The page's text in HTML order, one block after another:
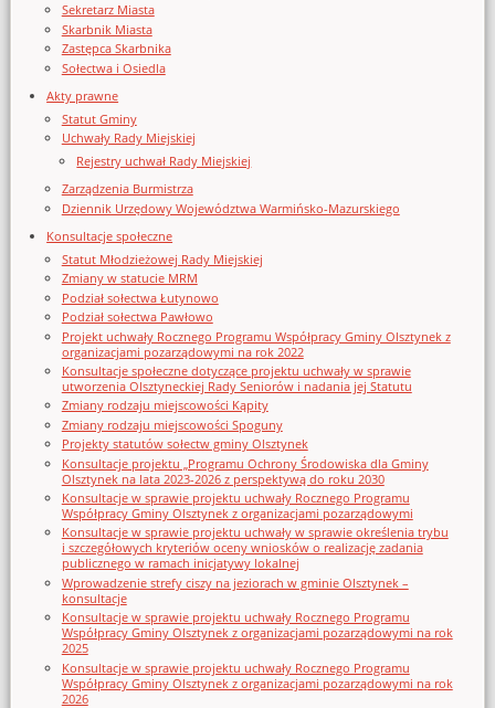
Sekretarz Miasta
Skarbnik Miasta
Zastępca Skarbnika
Sołectwa i Osiedla
Akty prawne
Statut Gminy
Uchwały Rady Miejskiej
Rejestry uchwał Rady Miejskiej
Zarządzenia Burmistrza
Dziennik Urzędowy Województwa Warmińsko-Mazurskiego
Konsultacje społeczne
Statut Młodzieżowej Rady Miejskiej
Zmiany w statucie MRM
Podział sołectwa Łutynowo
Podział sołectwa Pawłowo
Projekt uchwały Rocznego Programu Współpracy Gminy Olsztynek z
organizacjami pozarządowymi na rok 2022
Konsultacje społeczne dotyczące projektu uchwały w sprawie
utworzenia Olsztyneckiej Rady Seniorów i nadania jej Statutu
Zmiany rodzaju miejscowości Kąpity
Zmiany rodzaju miejscowości Spoguny
Projekty statutów sołectw gminy Olsztynek
Konsultacje projektu „Programu Ochrony Środowiska dla Gminy
Olsztynek na lata 2023-2026 z perspektywą do roku 2030
Konsultacje w sprawie projektu uchwały Rocznego Programu
Współpracy Gminy Olsztynek z organizacjami pozarządowymi
Konsultacje w sprawie projektu uchwały w sprawie określenia trybu
i szczegółowych kryteriów oceny wniosków o realizację zadania
publicznego w ramach inicjatywy lokalnej
Wprowadzenie strefy ciszy na jeziorach w gminie Olsztynek –
konsultacje
Konsultacje w sprawie projektu uchwały Rocznego Programu
Współpracy Gminy Olsztynek z organizacjami pozarządowymi na rok
2025
Konsultacje w sprawie projektu uchwały Rocznego Programu
Współpracy Gminy Olsztynek z organizacjami pozarządowymi na rok
2026